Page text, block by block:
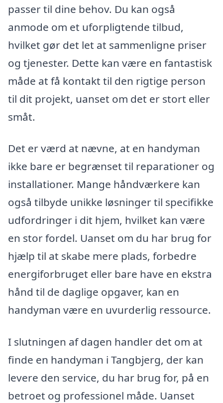
passer til dine behov. Du kan også
anmode om et uforpligtende tilbud,
hvilket gør det let at sammenligne priser
og tjenester. Dette kan være en fantastisk
måde at få kontakt til den rigtige person
til dit projekt, uanset om det er stort eller
småt.
Det er værd at nævne, at en handyman
ikke bare er begrænset til reparationer og
installationer. Mange håndværkere kan
også tilbyde unikke løsninger til specifikke
udfordringer i dit hjem, hvilket kan være
en stor fordel. Uanset om du har brug for
hjælp til at skabe mere plads, forbedre
energiforbruget eller bare have en ekstra
hånd til de daglige opgaver, kan en
handyman være en uvurderlig ressource.
I slutningen af dagen handler det om at
finde en handyman i Tangbjerg, der kan
levere den service, du har brug for, på en
betroet og professionel måde. Uanset